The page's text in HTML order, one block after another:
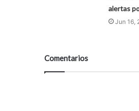
alertas
Jun 16,
Comentarios